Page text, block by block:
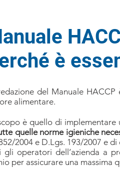
è
del Manuale
alimentare.
è quello di
quelle norme igieniche
2004 e D.Lgs. 193/2007 e
gli operatori dell’azienda a
per assicurare una massima